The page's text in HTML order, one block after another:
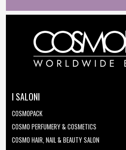
I SALONI
COSMOPACK
COSMO PERFUMERY & COSMETICS
COSMO HAIR, NAIL & BEAUTY SALON